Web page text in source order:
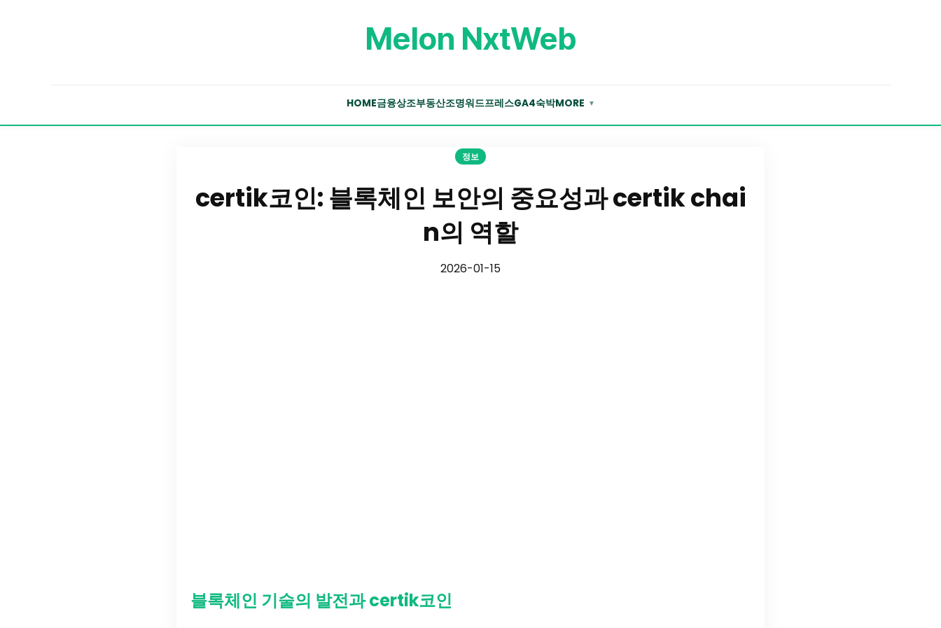
Melon NxtWeb
HOME금융상조부동산조명워드프레스GA4숙박MORE ▼
정보
certik코인: 블록체인 보안의 중요성과 certik chai
n의 역할
2026-01-15
블록체인 기술의 발전과 certik코인